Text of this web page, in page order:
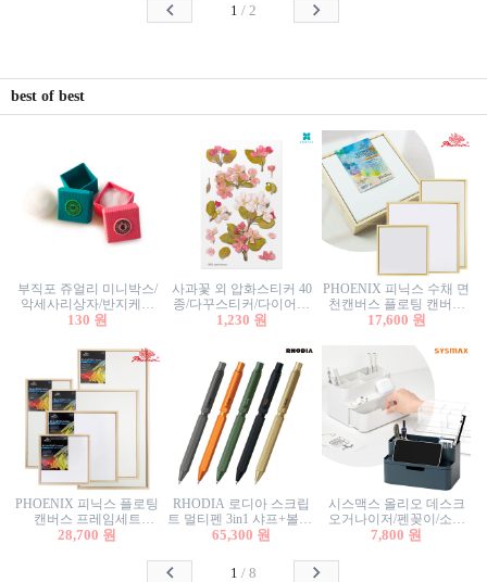
1 / 2
best of best
부직포 쥬얼리 미니박스/
악세사리상자/반지케이
스/반지상자/귀걸이상자/
130 원
사과꽃 외 압화스티커 40
종/다꾸스티커/다이어리
꾸미기/꽃스티커/자연물
1,230 원
PHOENIX 피닉스 수채 면
천캔버스 플로팅 캔버스
프레임세트 30x30cm/액자
17,600 원
PHOENIX 피닉스 플로팅
캔버스 프레임세트
50x50cm/액자캔버스/인테
28,700 원
RHODIA 로디아 스크립
트 멀티펜 3in1 샤프+볼펜/
무광택 알루미늄 육각배
65,300 원
시스맥스 올리오 데스크
오거나이저/펜꽂이/소품
꽂이/소품함/정리함/수납
7,800 원
1 / 8